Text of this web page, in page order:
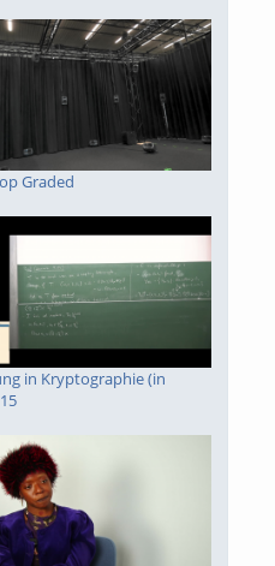
Graded
in Kryptographie (in